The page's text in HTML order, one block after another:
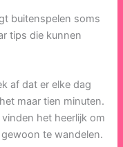
buitenspelen soms
tips die kunnen
af dat er elke dag
maar tien minuten.
het heerlijk om
te wandelen.